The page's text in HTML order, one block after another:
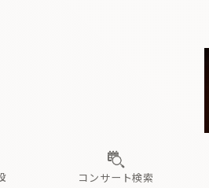
コンサート検索